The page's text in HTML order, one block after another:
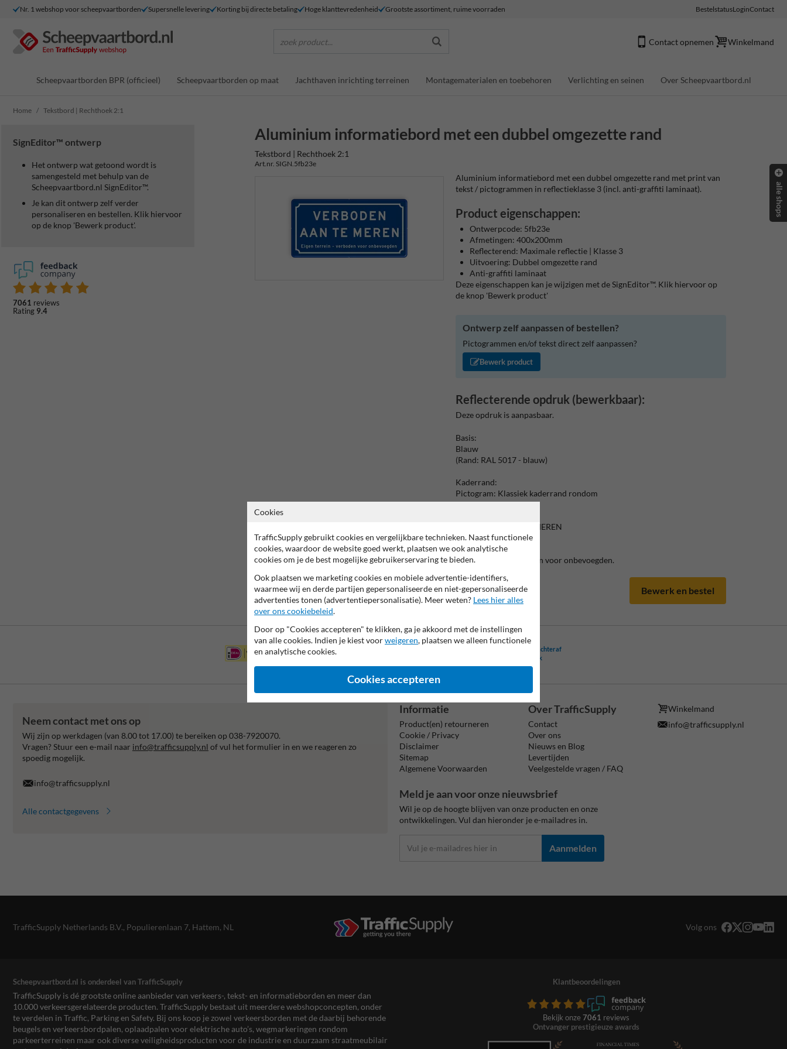
Nr. 1 webshop voor scheepvaartborden Supersnelle levering Korting bij directe betaling Hoge klanttevredenheid Grootste assortiment, ruime voorraden BestelstatusLoginContact
zoek product... Contact opnemen Winkelmand
Scheepvaartborden BPR (officieel) Scheepvaartborden op maat Jachthaven inrichting terreinen Montagematerialen en toebehoren Verlichting en seinen Over Scheepvaartbord.nl
Home Tekstbord | Rechthoek 2:1
SignEditor™ ontwerp
Het ontwerp wat getoond wordt is
samengesteld met behulp van de
Scheepvaartbord.nl SignEditor™.
Je kan dit ontwerp zelf verder
personaliseren en bestellen. Klik hiervoor
op de knop 'Bewerk product'.
7061 reviews
Rating 9.4
Aluminium informatiebord met een dubbel omgezette rand
Tekstbord | Rechthoek 2:1
Art.nr. SIGN.5fb23e
Aluminium informatiebord met een dubbel omgezette rand met print van
tekst / pictogrammen in reflectieklasse 3 (incl. anti-graffiti laminaat).
Product eigenschappen:
Ontwerpcode: 5fb23e
Afmetingen: 400x200mm
Reflecterend: Maximale reflectie | Klasse 3
Uitvoering: Dubbel omgezette rand
Anti-graffiti laminaat
Deze eigenschappen kan je wijzigen met de SignEditor™. Klik hiervoor op
de knop 'Bewerk product'
Ontwerp zelf aanpassen of bestellen?
Pictogrammen en/of tekst direct zelf aanpassen?
Bewerk product
Reflecterende opdruk (bewerkbaar):
Deze opdruk is aanpasbaar.
Basis:
Blauw
(Rand: RAL 5017 - blauw)
Kaderrand:
Pictogram: Klassiek kaderrand rondom
VERBODEN AAN TE MEREN
Tekstvlak:
Eigen terrein - verboden voor onbevoegden.
Bewerk en bestel
Betaling achteraf
is mogelijk
Neem contact met ons op
Wij zijn op werkdagen (van 8.00 tot 17.00) te bereiken op 038-7920070.
Vragen? Stuur een e-mail naar info@trafficsupply.nl of vul het formulier in en we reageren zo
spoedig mogelijk.
info@trafficsupply.nl
Alle contactgegevens
Informatie
Product(en) retourneren
Cookie / Privacy
Disclaimer
Sitemap
Algemene Voorwaarden
Over TrafficSupply
Contact
Over ons
Nieuws en Blog
Levertijden
Veelgestelde vragen / FAQ
Winkelmand
info@trafficsupply.nl
Meld je aan voor onze nieuwsbrief
Wil je op de hoogte blijven van onze producten en onze
ontwikkelingen. Vul dan hieronder je e-mailadres in.
Aanmelden
TrafficSupply Netherlands B.V., Populierenlaan 7, Hattem, NL Volg ons
Scheepvaartbord.nl is onderdeel van TrafficSupply
TrafficSupply is dé grootste online aanbieder van verkeers-, tekst- en informatieborden en meer dan
10.000 verkeersgerelateerde producten. TrafficSupply bestaat uit meerdere webshopconcepten, onder
te verdelen in Traffic, Parking en Safety. Bij ons koop je zowel verkeersborden met de daarbij behorende
beugels en verkeersbordpalen, oplaadpalen voor elektrische auto’s, wegmarkeringen rondom
parkeerterreinen maar ook diverse veiligheidsproducten voor de industrie en duurzaam straatmeubilair
Klantbeoordelingen
Bekijk onze 7061 reviews
Ontvanger prestigieuze awards
alle shops
Cookies
TrafficSupply gebruikt cookies en vergelijkbare technieken. Naast functionele
cookies, waardoor de website goed werkt, plaatsen we ook analytische
cookies om je de best mogelijke gebruikerservaring te bieden.
Ook plaatsen we marketing cookies en mobiele advertentie-identifiers,
waarmee wij en derde partijen gepersonaliseerde en niet-gepersonaliseerde
advertenties tonen (advertentiepersonalisatie). Meer weten? Lees hier alles
over ons cookiebeleid.
Door op "Cookies accepteren" te klikken, ga je akkoord met de instellingen
van alle cookies. Indien je kiest voorweigeren, plaatsen we alleen functionele
en analytische cookies.
Cookies accepteren